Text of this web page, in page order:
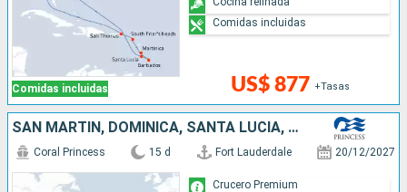
Comidas incluidas US$ 877 +Tasas
Comidas incluidas
SAN MARTÍN, DOMINICA, SANTA LUCIA, BARBADOS, GRENADA, ARUBA, ESTADOS UNIDOS
Coral Princess 15 d Fort Lauderdale 20/12/2027
Crucero Premium